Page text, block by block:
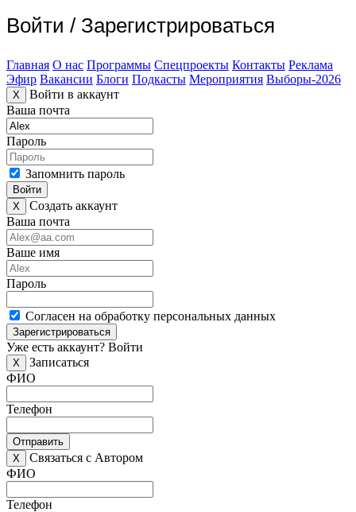
Войти / Зарегистрироваться
Главная О нас Программы Спецпроекты Контакты Реклама
Эфир Вакансии Блоги Подкасты Мероприятия Выборы-2026
X
Войти в аккаунт
Ваша почта
Пароль
Запомнить пароль
Войти
X
Создать аккаунт
Ваша почта
Ваше имя
Пароль
Согласен на обработку персональных данных
Зарегистрироваться
Уже есть аккаунт? Войти
X
Записаться
ФИО
Телефон
Отправить
X
Связаться с Автором
ФИО
Телефон